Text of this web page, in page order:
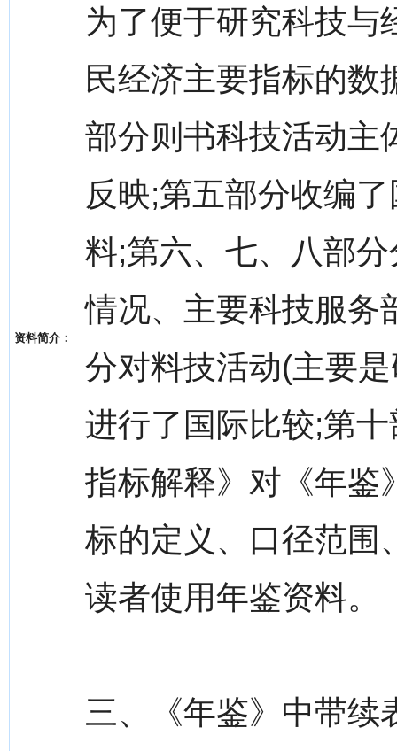
资料简介：
为了便于研究科技与
民经济主要指标的数
部分则书科技活动主
反映;第五部分收编
料;第六、七、八部
情况、主要科技服务
分对料技活动(主要
进行了国际比较;第
指标解释》对《年鉴
标的定义、口径范围
读者使用年鉴资料。
三、《年鉴》中带续